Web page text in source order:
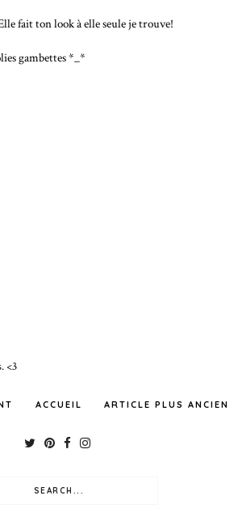
fait ton look à elle seule je trouve!
gambettes *_*
<3
ARTICLE PLUS ANCIEN
ACCUEIL